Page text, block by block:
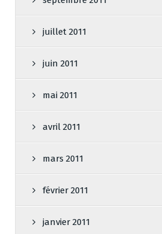
juillet 2011
juin 2011
mai 2011
avril 2011
mars 2011
février 2011
janvier 2011